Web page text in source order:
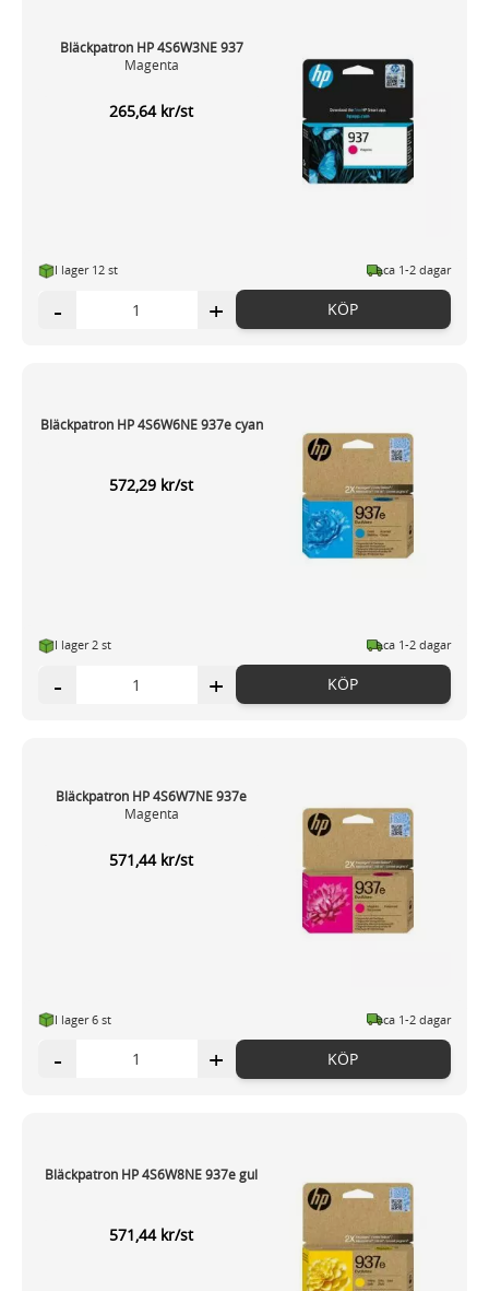
Bläckpatron HP 4S6W3NE 937
Magenta
265,64 kr/st
I lager 12 st ca 1-2 dagar
- + KÖP
Bläckpatron HP 4S6W6NE 937e cyan
572,29 kr/st
I lager 2 st ca 1-2 dagar
- + KÖP
Bläckpatron HP 4S6W7NE 937e
Magenta
571,44 kr/st
I lager 6 st ca 1-2 dagar
- + KÖP
Bläckpatron HP 4S6W8NE 937e gul
571,44 kr/st